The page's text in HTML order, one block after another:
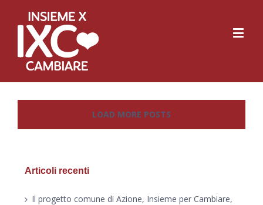
LOAD MORE POSTS
Articoli recenti
Il progetto comune di Azione, Insieme per Cambiare,